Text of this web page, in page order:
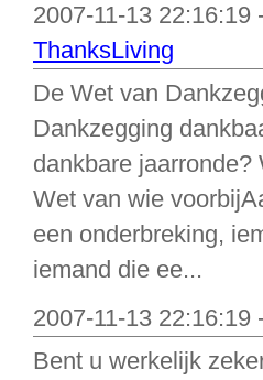
2007-11-13 22:16:19
ThanksLiving
De Wet van
Dankzegging
dankbare
Wet van wie
een onderbreking,
iemand die ee...
2007-11-13 22:16:19
Bent u werkelijk